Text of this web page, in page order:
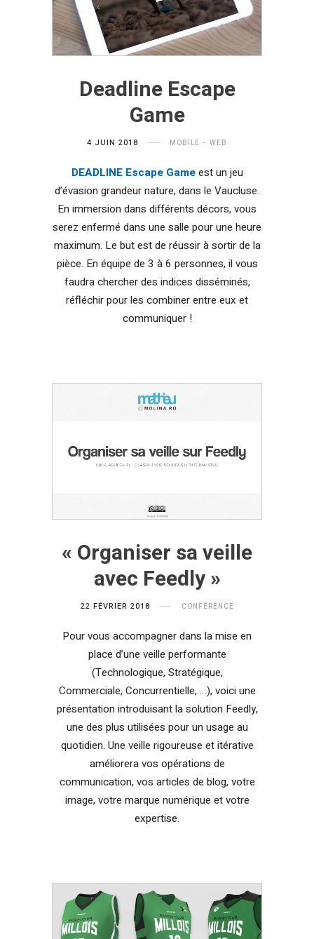
Deadline Escape
Game
4 JUIN 2018 MOBILE WEB
DEADLINE Escape Gameest un jeu
d’évasion grandeur nature, dans le Vaucluse.
En immersion dans différents décors, vous
serez enfermé dans une salle pour une heure
maximum. Le but est de réussir à sortir de la
pièce. En équipe de 3 à 6 personnes, il vous
faudra chercher des indices disséminés,
réfléchir pour les combiner entre eux et
communiquer !
« Organiser sa veille
avec Feedly »
22 FÉVRIER 2018 CONFÉRENCE
Pour vous accompagner dans la mise en
place d’une veille performante
(Technologique, Stratégique,
Commerciale, Concurrentielle, …), voici une
présentation introduisant la solution Feedly,
une des plus utilisées pour un usage au
quotidien. Une veille rigoureuse et itérative
améliorera vos opérations de
communication, vos articles de blog, votre
image, votre marque numérique et votre
expertise.